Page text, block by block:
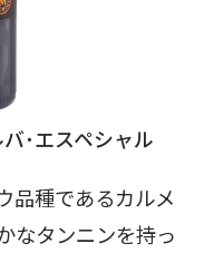
･エスペシャル
品種であるカルメ
なタンニンを持っ